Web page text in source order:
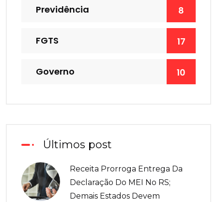
Previdência 8
FGTS 17
Governo 10
Últimos post
Receita Prorroga Entrega Da
Declaração Do MEI No RS;
Demais Estados Devem